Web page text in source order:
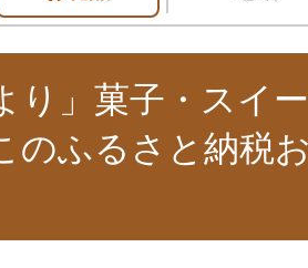
り」菓子・スイ
のふるさと納税